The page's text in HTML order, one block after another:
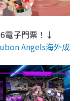
電子門票！↓
Angels海外成